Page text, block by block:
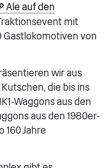
Ale auf den
mit
Gastlokomotiven von
wir aus
die bis ins
Waggons aus den
aus den 1980er-
160 Jahre